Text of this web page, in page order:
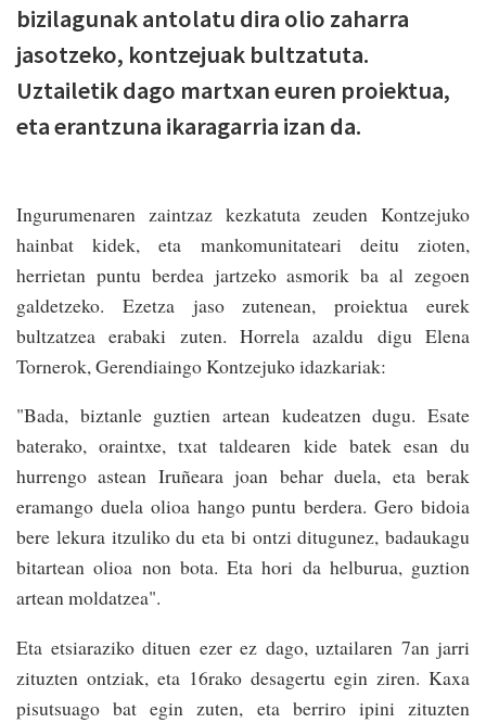
bizilagunak antolatu dira olio zaharra
jasotzeko, kontzejuak bultzatuta.
Uztailetik dago martxan euren proiektua,
eta erantzuna ikaragarria izan da.
Ingurumenaren zaintzaz kezkatuta zeuden Kontzejuko
hainbat kidek, eta mankomunitateari deitu zioten,
herrietan puntu berdea jartzeko asmorik ba al zegoen
galdetzeko. Ezetza jaso zutenean, proiektua eurek
bultzatzea erabaki zuten. Horrela azaldu digu Elena
Tornerok, Gerendiaingo Kontzejuko idazkariak:
"Bada, biztanle guztien artean kudeatzen dugu. Esate
baterako, oraintxe, txat taldearen kide batek esan du
hurrengo astean Iruñeara joan behar duela, eta berak
eramango duela olioa hango puntu berdera. Gero bidoia
bere lekura itzuliko du eta bi ontzi ditugunez, badaukagu
bitartean olioa non bota. Eta hori da helburua, guztion
artean moldatzea".
Eta etsiaraziko dituen ezer ez dago, uztailaren 7an jarri
zituzten ontziak, eta 16rako desagertu egin ziren. Kaxa
pisutsuago bat egin zuten, eta berriro ipini zituzten